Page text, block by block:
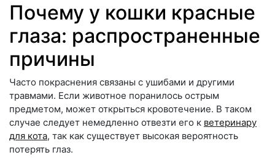
Почему у кошки красные
глаза: распространенные
причины
Часто покраснения связаны с ушибами и другими
травмами. Если животное поранилось острым
предметом, может открыться кровотечение. В таком
случае следует немедленно отвезти его к ветеринару
для кота, так как существует высокая вероятность
потерять глаз.